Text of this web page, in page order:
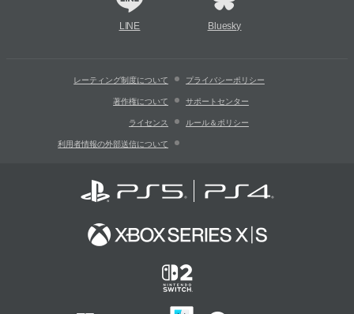
LINE Bluesky
レーティング制度について プライバシーポリシー
著作権について サポートセンター
ライセンス ルール＆ポリシー
利用者情報の外部送信について